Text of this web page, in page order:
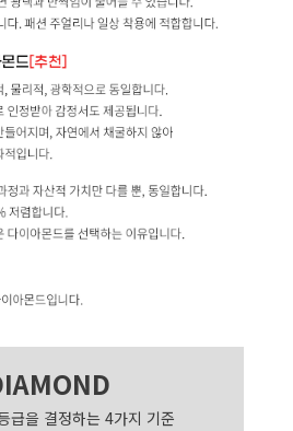
급을 결정하는 4가지 기준